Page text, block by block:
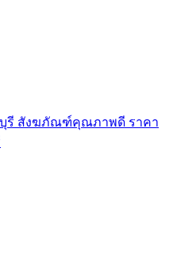
สังฆภัณฑ์คุณภาพดี ราคา